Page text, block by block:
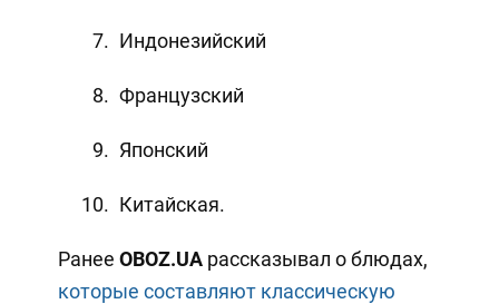
Индонезийский
Французский
Японский
Китайская.
Ранее OBOZ.UA рассказывал о блюдах,
которые составляют классическую